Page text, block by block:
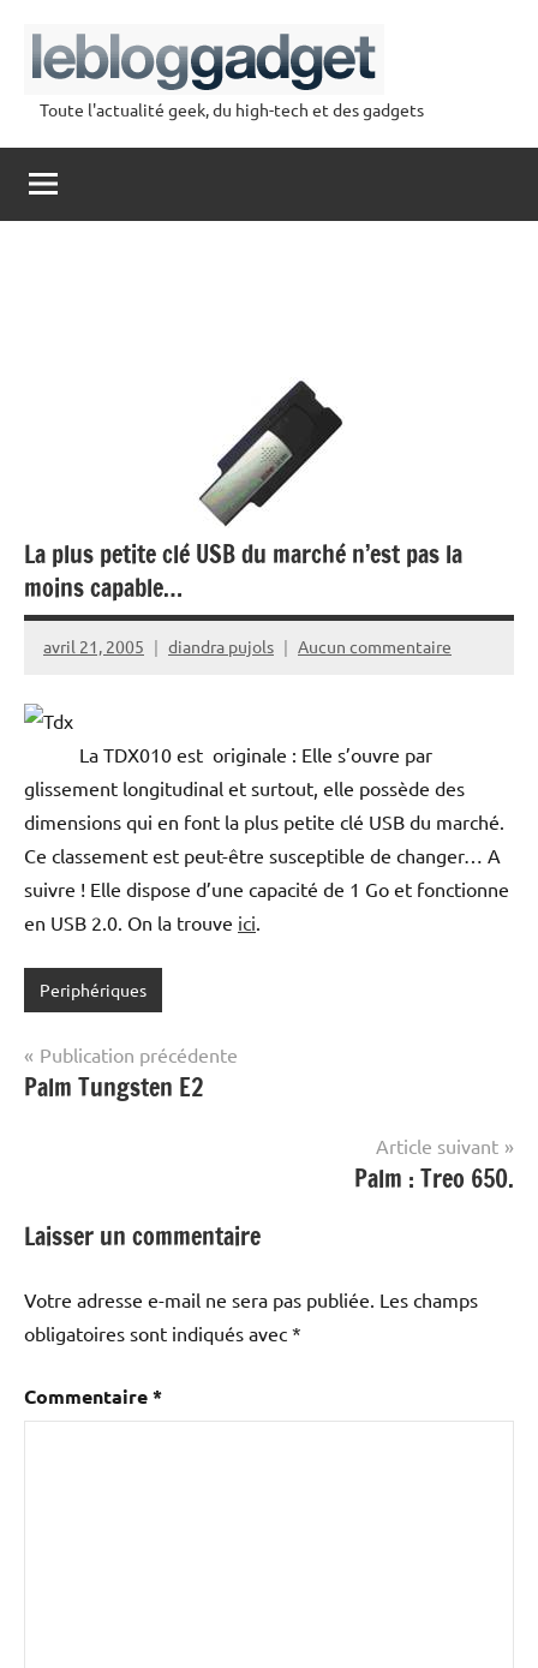
contenu
lebloggadget
Toute l'actualité geek, du high-tech et des gadgets
La plus petite clé USB du marché n’est pas la
moins capable…
avril 21, 2005 diandra pujols Aucun commentaire
La TDX010 est originale : Elle s’ouvre par
glissement longitudinal et surtout, elle possède des
dimensions qui en font la plus petite clé USB du marché.
Ce classement est peut-être susceptible de changer… A
suivre ! Elle dispose d’une capacité de 1 Go et fonctionne
en USB 2.0. On la trouve ici
Periphériques
Navigation
de
Publication précédente
Palm Tungsten E2
Article suivant
Palm : Treo 650.
Laisser un commentaire
Votre adresse e-mail ne sera pas publiée. Les champs
obligatoires sont indiqués avec *
Commentaire*